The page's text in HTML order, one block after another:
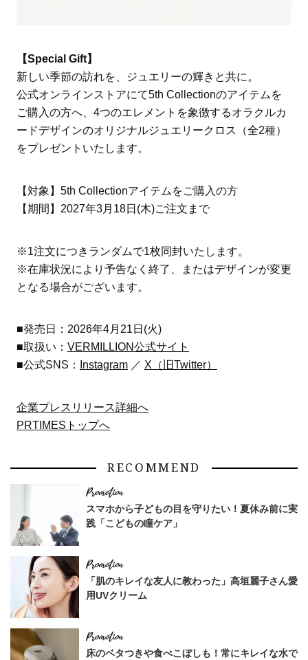
【Special Gift】
新しい季節の訪れを、ジュエリーの輝きと共に。
公式オンラインストアにて5th Collectionのアイテムを
ご購入の方へ、4つのエレメントを象徴するオラクルカ
ードデザインのオリジナルジュエリークロス（全2種）
をプレゼントいたします。
【対象】5th Collectionアイテムをご購入の方
【期間】2027年3月18日(木)ご注文まで
※1注文につきランダムで1枚同封いたします。
※在庫状況により予告なく終了、またはデザインが変更
となる場合がございます。
■発売日：2026年4月21日(火)
■取扱い： VERMILLION公式サイト
■公式SNS：
Instagram／ X（旧Twitter）
企業プレスリリース詳細へ
PRTIMESトップへ
RECOMMEND
スマホから子どもの目を守りたい！夏休み前に実
践「こどもの瞳ケア」
「肌のキレイな友人に教わった」高垣麗子さん愛
用UVクリーム
床のベタつきや食べこぼしも！常にキレイな水で